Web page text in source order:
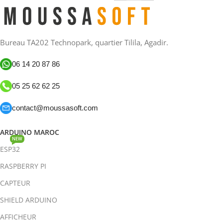
Bureau TA202 Technopark, quartier Tilila, Agadir.
06 14 20 87 86
05 25 62 62 25
contact@moussasoft.com
ARDUINO MAROC
ESP32
NEW
RASPBERRY PI
CAPTEUR
SHIELD ARDUINO
AFFICHEUR